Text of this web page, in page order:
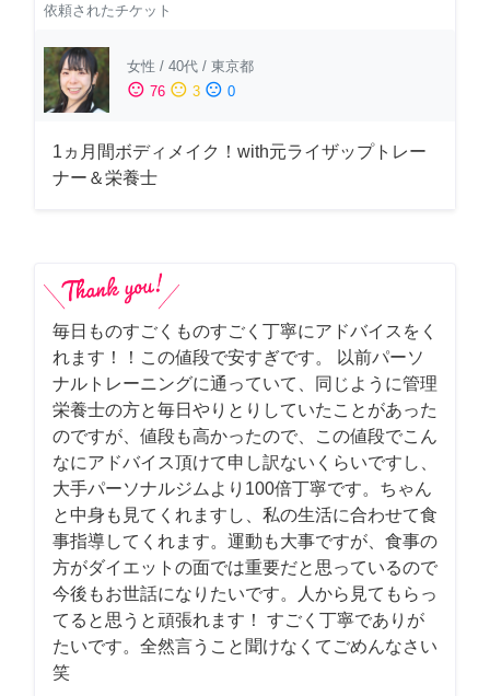
依頼されたチケット
女性 / 40代 / 東京都
sentiment_satisfied 76 sentiment_neutral 3 sentiment_dissatisfied 0
1ヵ月間ボディメイク！with元ライザップトレー
ナー＆栄養士
毎日ものすごくものすごく丁寧にアドバイスをく
れます！！この値段で安すぎです。 以前パーソ
ナルトレーニングに通っていて、同じように管理
栄養士の方と毎日やりとりしていたことがあった
のですが、値段も高かったので、この値段でこん
なにアドバイス頂けて申し訳ないくらいですし、
大手パーソナルジムより100倍丁寧です。ちゃん
と中身も見てくれますし、私の生活に合わせて食
事指導してくれます。運動も大事ですが、食事の
方がダイエットの面では重要だと思っているので
今後もお世話になりたいです。人から見てもらっ
てると思うと頑張れます！ すごく丁寧でありが
たいです。全然言うこと聞けなくてごめんなさい
笑